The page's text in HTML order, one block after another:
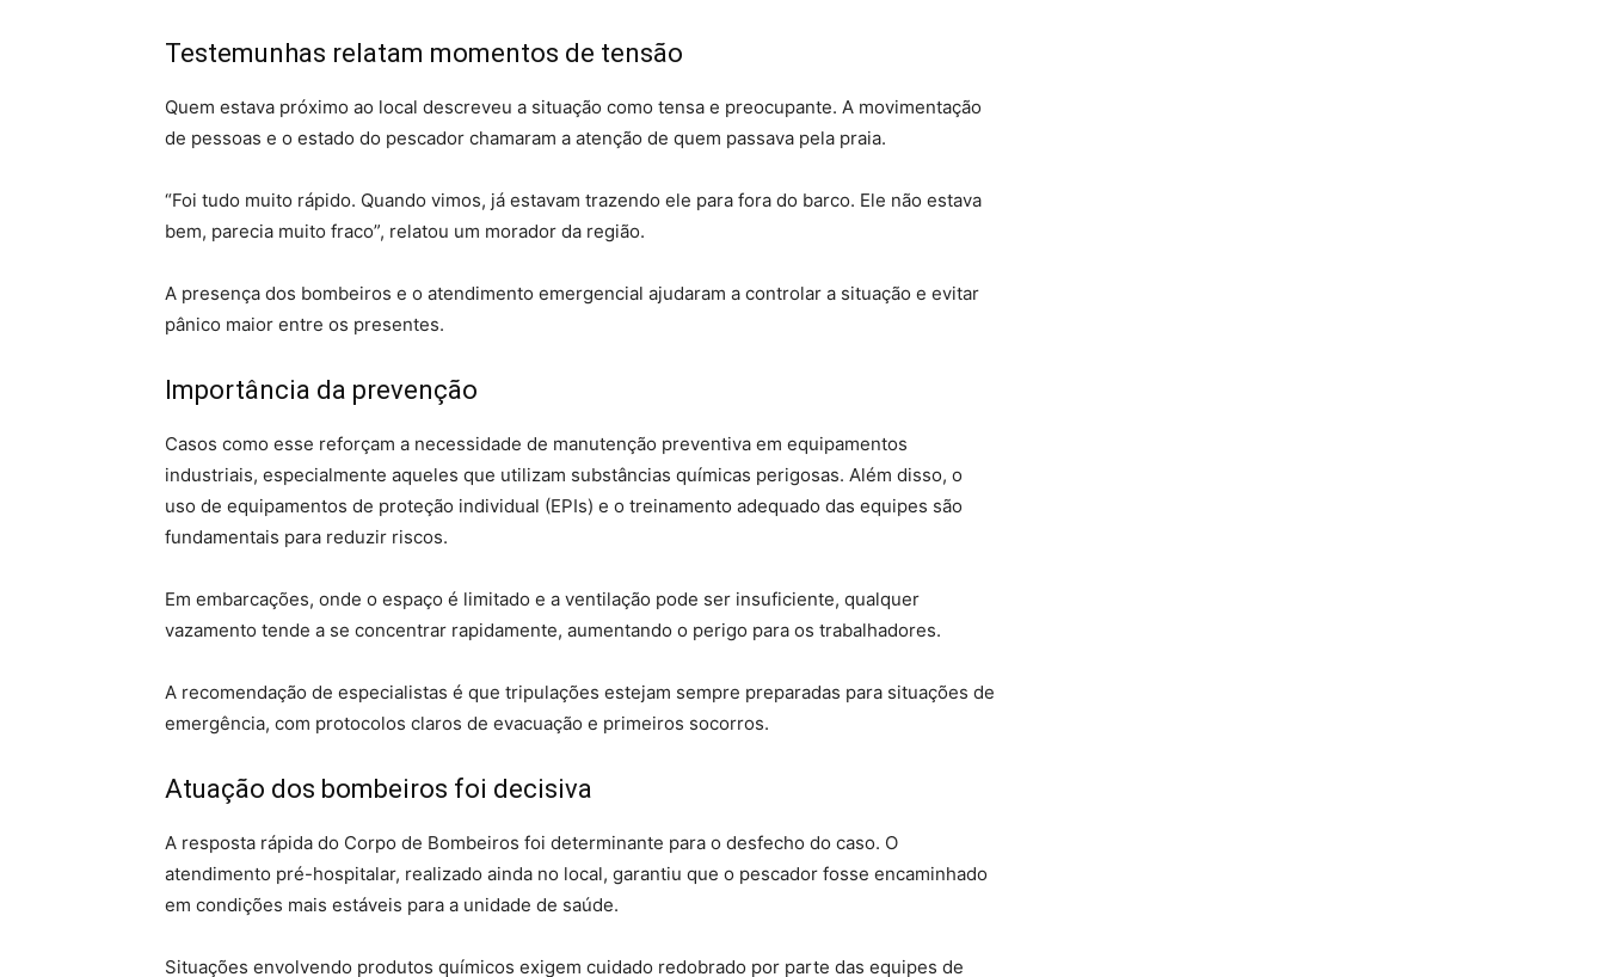
Testemunhas relatam momentos de tensão
Quem estava próximo ao local descreveu a situação como tensa e preocupante. A movimentação
de pessoas e o estado do pescador chamaram a atenção de quem passava pela praia.
“Foi tudo muito rápido. Quando vimos, já estavam trazendo ele para fora do barco. Ele não estava
bem, parecia muito fraco”, relatou um morador da região.
A presença dos bombeiros e o atendimento emergencial ajudaram a controlar a situação e evitar
pânico maior entre os presentes.
Importância da prevenção
Casos como esse reforçam a necessidade de manutenção preventiva em equipamentos
industriais, especialmente aqueles que utilizam substâncias químicas perigosas. Além disso, o
uso de equipamentos de proteção individual (EPIs) e o treinamento adequado das equipes são
fundamentais para reduzir riscos.
Em embarcações, onde o espaço é limitado e a ventilação pode ser insuficiente, qualquer
vazamento tende a se concentrar rapidamente, aumentando o perigo para os trabalhadores.
A recomendação de especialistas é que tripulações estejam sempre preparadas para situações de
emergência, com protocolos claros de evacuação e primeiros socorros.
Atuação dos bombeiros foi decisiva
A resposta rápida do Corpo de Bombeiros foi determinante para o desfecho do caso. O
atendimento pré-hospitalar, realizado ainda no local, garantiu que o pescador fosse encaminhado
em condições mais estáveis para a unidade de saúde.
Situações envolvendo produtos químicos exigem cuidado redobrado por parte das equipes de